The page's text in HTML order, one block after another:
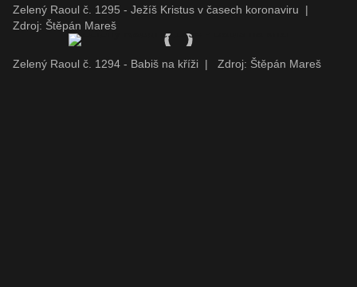
Zelený Raoul č. 1295 - Ježíš Kristus v časech koronaviru
|
Zdroj: Štěpán Mareš
Zelený Raoul č. 1294 - Babiš na kříži | Zdroj: Štěpán Mareš